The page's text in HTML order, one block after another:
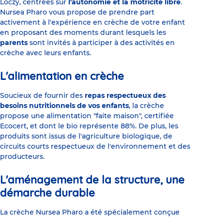
Loczy, centrées sur l'autonomie et la motricité libre.
Nursea Pharo vous propose de prendre part
activement à l'expérience en crèche de votre enfant
en proposant des moments durant lesquels les
parents sont invités à participer à des activités en
crèche avec leurs enfants.
L'alimentation en crèche
Soucieux de fournir des repas respectueux des
besoins nutritionnels de vos enfants, la crèche
propose une alimentation "faite maison", certifiée
Ecocert, et dont le bio représente 88%. De plus, les
produits sont issus de l'agriculture biologique, de
circuits courts respectueux de l'environnement et des
producteurs.
L'aménagement de la structure, une
démarche durable
La crèche Nursea Pharo a été spécialement conçue